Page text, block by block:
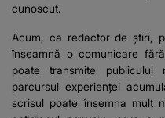
cunoscut.
Acum, ca redactor de știri,
înseamnă o comunicare
poate transmite publicului
parcursul experienței
scrisul poate însemna mult